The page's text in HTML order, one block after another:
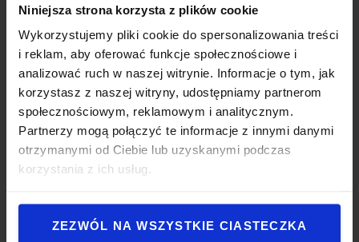
Niniejsza strona korzysta z plików cookie
Wykorzystujemy pliki cookie do spersonalizowania treści
i reklam, aby oferować funkcje społecznościowe i
analizować ruch w naszej witrynie. Informacje o tym, jak
korzystasz z naszej witryny, udostępniamy partnerom
społecznościowym, reklamowym i analitycznym.
Partnerzy mogą połączyć te informacje z innymi danymi
otrzymanymi od Ciebie lub uzyskanymi podczas
korzystania z ich usług.
ZEZWÓL NA WSZYSTKIE CIASTECZKA